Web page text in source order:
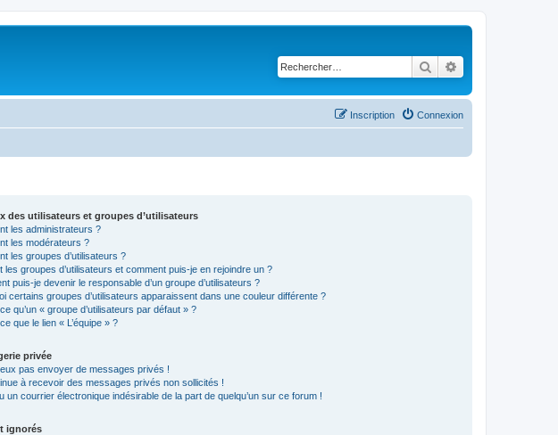
Rechercher
Connexion
Inscription
des utilisateurs et groupes d’utilisateurs
les administrateurs ?
les modérateurs ?
les groupes d’utilisateurs ?
les groupes d’utilisateurs et comment puis-je en rejoindre un ?
puis-je devenir le responsable d’un groupe d’utilisateurs ?
certains groupes d’utilisateurs apparaissent dans une couleur différente ?
qu’un « groupe d’utilisateurs par défaut » ?
que le lien « L’équipe » ?
privée
pas envoyer de messages privés !
à recevoir des messages privés non sollicités !
un courrier électronique indésirable de la part de quelqu’un sur ce forum !
ignorés